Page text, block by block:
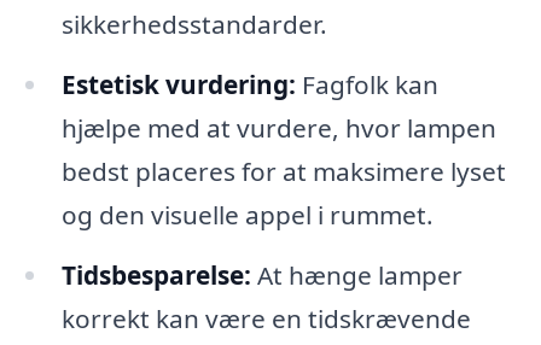
sikkerhedsstandarder.
Estetisk vurdering: Fagfolk kan
hjælpe med at vurdere, hvor lampen
bedst placeres for at maksimere lyset
og den visuelle appel i rummet.
Tidsbesparelse: At hænge lamper
korrekt kan være en tidskrævende